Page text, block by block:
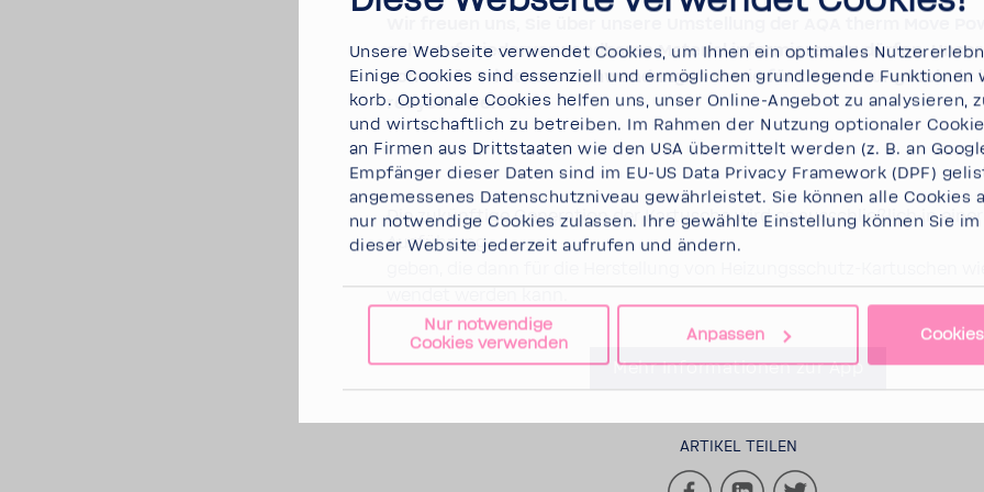
Unsere Webseite verwendet Cookies, um Ihnen ein opti­males
Einige Cookies sind essen­ziell und ermög­li­chen grund­le­gende Funk­tionen
korb. Optio­nale Cookies helfen uns, unser Online-​Angebot zu analy­sieren,
und wirt­schaft­lich zu betreiben. Im Rahmen der Nutzung optio­naler
an Firmen aus Dritt­staaten wie den USA über­mit­telt werden (z. B. an
Empfänger dieser Daten sind im EU-US Data Privacy Frame­work (DPF)
ange­mes­senes Daten­schutz­ni­veau gewähr­leistet. Sie können alle Cookies
nur notwen­dige Cookies zulassen. Ihre gewählte Einstel­lung können Sie
dieser Website jeder­zeit aufrufen und ändern.
Nur notwendige
Cookies verwenden
Anpassen
sche auf wieder­ver­wend­bares Mate­rial infor­mieren zu dürfen.
schen für Trink­was­ser­an­wen­dungen sowie für den Heizungs­schutz
recy­celt werden.
.
Die zukünf­tige Genera­tion der Kartu­sche wird es ausschließ­lich in
Ausfüh­rung
Mehr Infor­ma­tionen zur App
ARTIKEL TEILEN